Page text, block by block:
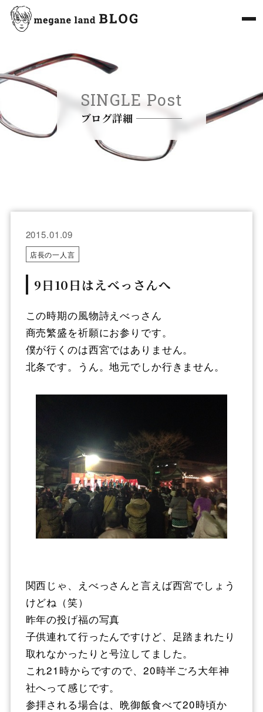
SINGLE Post
ブログ詳細
2015.01.09
店長の一人言
9日10日はえべっさんへ
この時期の風物詩えべっさん
商売繁盛を祈願にお参りです。
僕が行くのは西宮ではありません。
北条です。うん。地元でしか行きません。
関西じゃ、えべっさんと言えば西宮でしょう
けどね（笑）
昨年の投げ福の写真
子供連れて行ったんですけど、足踏まれたり
取れなかったりと号泣してました。
これ21時からですので、20時半ごろ大年神
社へって感じです。
参拝される場合は、晩御飯食べて20時頃か